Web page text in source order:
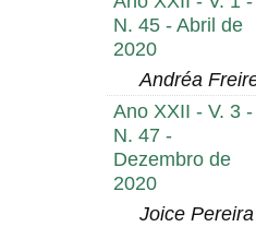
N. 45 - Abril de
2020
Andréa
Ano XXII - V. 3 -
N. 47 -
Dezembro de
2020
Joice